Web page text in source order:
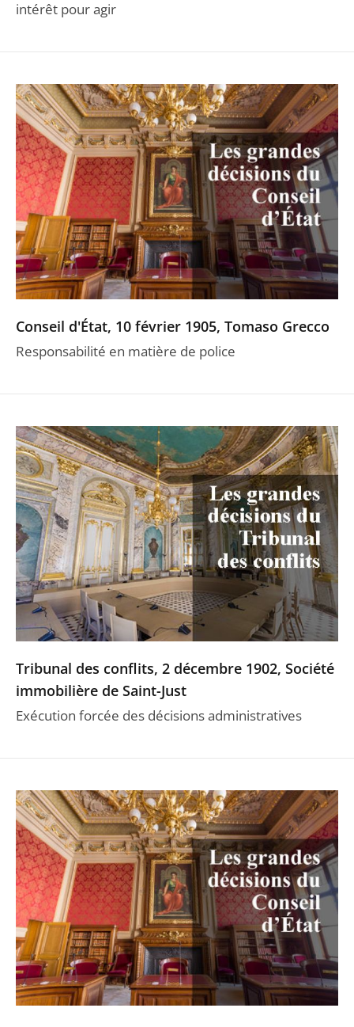
intérêt pour agir
Conseil d'État, 10 février 1905, Tomaso Grecco
Responsabilité en matière de police
Tribunal des conflits, 2 décembre 1902, Société
immobilière de Saint-Just
Exécution forcée des décisions administratives